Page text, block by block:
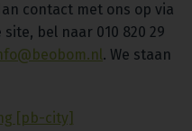
contact met ons op via
site, bel naar 010 820 29
. We staan